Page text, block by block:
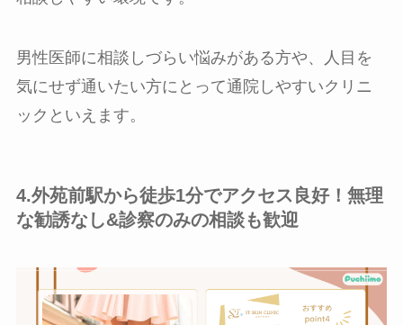
男性医師に相談しづらい悩みがある方や、人目を
気にせず通いたい方にとって通院しやすいクリニ
ックといえます。
4.外苑前駅から徒歩1分でアクセス良好！無理
な勧誘なし&診察のみの相談も歓迎